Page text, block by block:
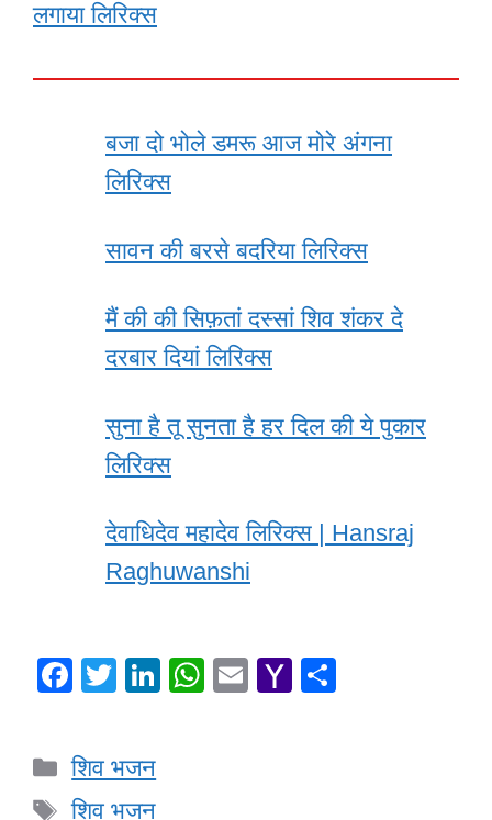
लगाया लिरिक्स
बजा दो भोले डमरू आज मोरे अंगना
लिरिक्स
सावन की बरसे बदरिया लिरिक्स
मैं की की सिफ़तां दस्सां शिव शंकर दे
दरबार दियां लिरिक्स
सुना है तू सुनता है हर दिल की ये पुकार
लिरिक्स
देवाधिदेव महादेव लिरिक्स | Hansraj
Raghuwanshi
F
c
e
T
er
Li
W
E
Y
Categories
शिव भजन
Tags
शिव भजन